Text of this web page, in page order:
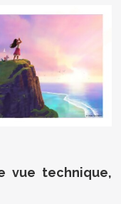
vue technique,